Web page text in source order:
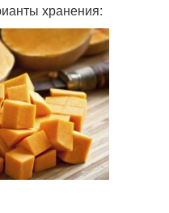
хранения: